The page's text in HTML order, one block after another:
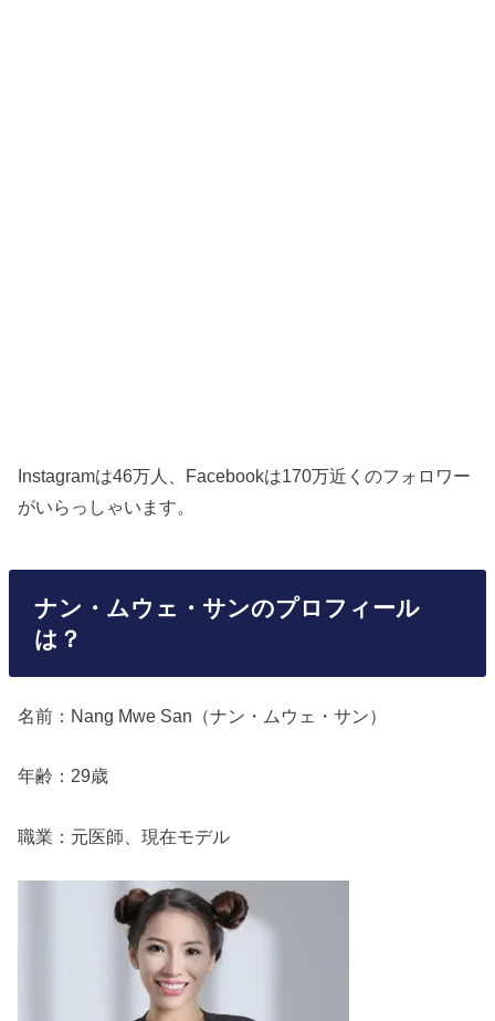
Instagramは46万人、Facebookは170万近くのフォロワー
がいらっしゃいます。
ナン・ムウェ・サンのプロフィール
は？
名前：Nang Mwe San（ナン・ムウェ・サン）
年齢：29歳
職業：元医師、現在モデル